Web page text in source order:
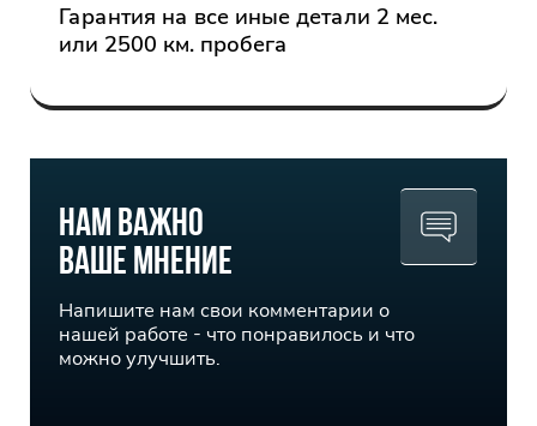
Гарантия на все иные детали 2 мес.
или 2500 км. пробега
Нам важно
ваше мнение
Напишите нам свои комментарии о
нашей работе - что понравилось и что
можно улучшить.